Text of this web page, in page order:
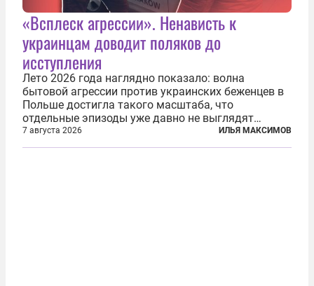
«Всплеск агрессии». Ненависть к
украинцам доводит поляков до
исступления
Лето 2026 года наглядно показало: волна
бытовой агрессии против украинских беженцев в
Польше достигла такого масштаба, что
отдельные эпизоды уже давно не выглядят
случайными. Поляки, судя по происходящему,
буквально теряют рассудок от ненависти к
7 августа 2026 ИЛЬЯ МАКСИМОВ